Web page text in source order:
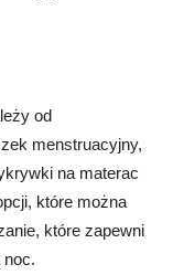
od
menstruacyjny,
na materac
które można
które zapewni
noc.